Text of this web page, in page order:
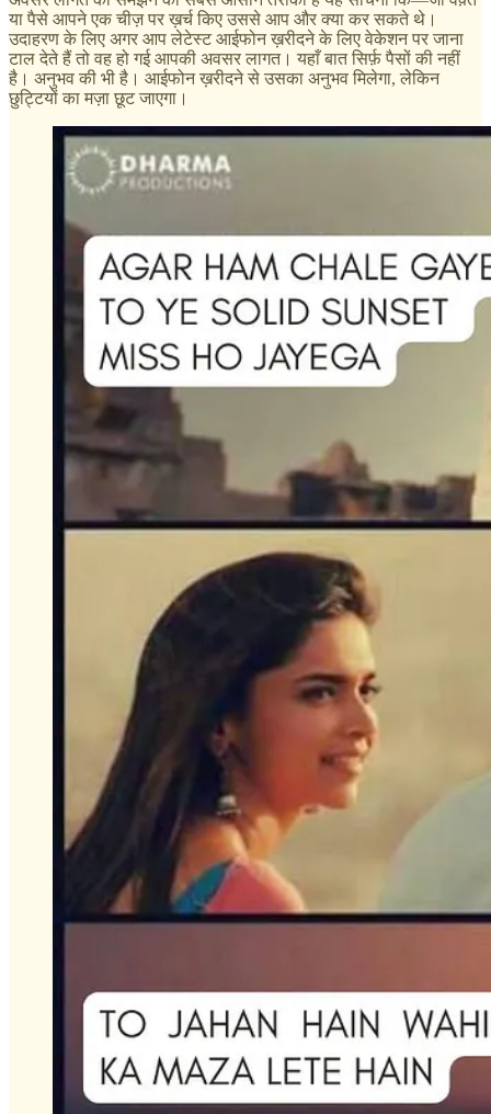
या पैसे आपने एक चीज़ पर ख़र्च किए उससे आप और क्या कर सकते थे।
उदाहरण के लिए अगर आप लेटेस्ट आईफोन ख़रीदने के लिए वेकेशन पर जाना
टाल देते हैं तो वह हो गई आपकी अवसर लागत। यहाँ बात सिर्फ़ पैसों की नहीं
है। अनुभव की भी है। आईफोन ख़रीदने से उसका अनुभव मिलेगा, लेकिन
छुट्टियों का मज़ा छूट जाएगा।